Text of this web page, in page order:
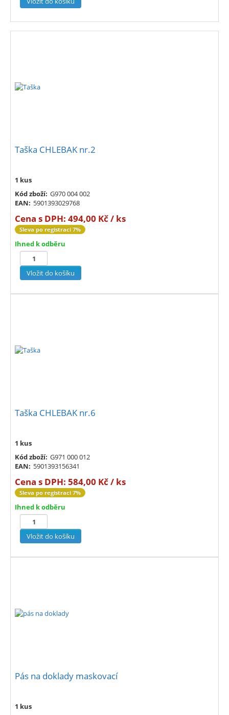
Taška CHLEBAK nr.2
1 kus
Kód zboží: G970 004 002
EAN: 5901393029768
Cena s DPH: 494,00 Kč / ks
Sleva po registraci 7%
Ihned k odběru
Taška CHLEBAK nr.6
1 kus
Kód zboží: G971 000 012
EAN: 5901393156341
Cena s DPH: 584,00 Kč / ks
Sleva po registraci 7%
Ihned k odběru
Pás na doklady maskovací
1 kus